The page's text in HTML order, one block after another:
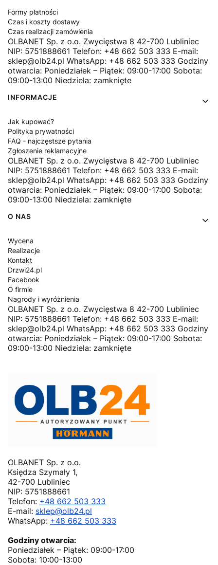
Formy płatności
Czas i koszty dostawy
Czas realizacji zamówienia
OLBANET Sp. z o.o. Zwycięstwa 8 42-700 Lubliniec
NIP: 5751888661 Telefon: +48 662 503 333 E-mail:
sklep@olb24.pl WhatsApp: +48 662 503 333 Godziny
otwarcia: Poniedziałek – Piątek: 09:00-17:00 Sobota:
09:00-13:00 Niedziela: zamknięte
INFORMACJE
Jak kupować?
Polityka prywatności
FAQ - najczęstsze pytania
Zgłoszenie reklamacyjne
OLBANET Sp. z o.o. Zwycięstwa 8 42-700 Lubliniec
NIP: 5751888661 Telefon: +48 662 503 333 E-mail:
sklep@olb24.pl WhatsApp: +48 662 503 333 Godziny
otwarcia: Poniedziałek – Piątek: 09:00-17:00 Sobota:
09:00-13:00 Niedziela: zamknięte
O NAS
Wycena
Realizacje
Kontakt
Drzwi24.pl
Facebook
O firmie
Nagrody i wyróżnienia
OLBANET Sp. z o.o. Zwycięstwa 8 42-700 Lubliniec
NIP: 5751888661 Telefon: +48 662 503 333 E-mail:
sklep@olb24.pl WhatsApp: +48 662 503 333 Godziny
otwarcia: Poniedziałek – Piątek: 09:00-17:00 Sobota:
09:00-13:00 Niedziela: zamknięte
OLBANET Sp. z o.o.
Księdza Szymały 1,
42-700 Lubliniec
NIP: 5751888661
Telefon: +48 662 503 333
E-mail: sklep@olb24.pl
WhatsApp: +48 662 503 333
Godziny otwarcia:
Poniedziałek – Piątek: 09:00-17:00
Sobota: 10:00-13:00